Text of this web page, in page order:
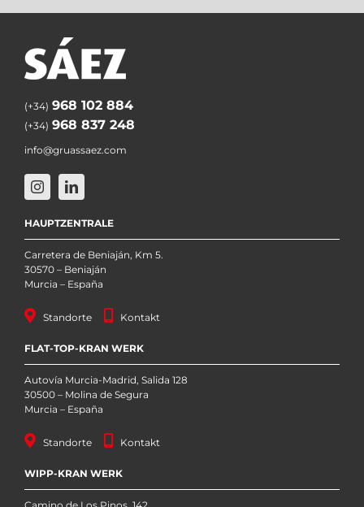
(+34) 968 102 884
(+34) 968 837 248
info@gruassaez.com
HAUPTZENTRALE
Carretera de Beniaján, Km 5.
30570 – Beniaján
Murcia – España
Standorte Kontakt
FLAT-TOP-KRAN WERK
Autovía Murcia-Madrid, Salida 128
30500 – Molina de Segura
Murcia – España
Standorte Kontakt
WIPP-KRAN WERK